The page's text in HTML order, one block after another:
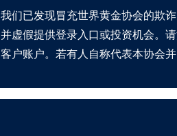
我们已发现冒充世界黄金协会的欺
并虚假提供登录入口或投资机会。
客户账户。若有人自称代表本协会